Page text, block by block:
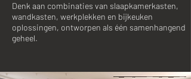
Denk aan combinaties van slaapkamerkasten,
wandkasten, werkplekken en bijkeuken
oplossingen, ontworpen als één samenhangend
geheel.